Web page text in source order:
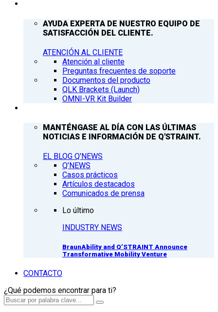
AYUDA EXPERTA DE NUESTRO EQUIPO DE
SATISFACCIÓN DEL CLIENTE.
ATENCIÓN AL CLIENTE
Atención al cliente
Preguntas frecuentes de soporte
Documentos del producto
QLK Brackets (Launch)
OMNI-VR Kit Builder
MANTÉNGASE AL DÍA CON LAS ÚLTIMAS
NOTICIAS E INFORMACIÓN DE Q'STRAINT.
EL BLOG Q'NEWS
Q’NEWS
Casos prácticos
Artículos destacados
Comunicados de prensa
Lo último
INDUSTRY NEWS
BraunAbility and Q’STRAINT Announce
Transformative Mobility Venture
CONTACTO
¿Qué podemos encontrar para ti?